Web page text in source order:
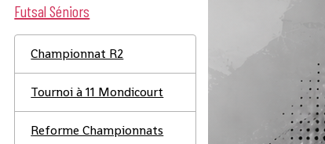
Futsal Séniors
Championnat R2
Tournoi à 11 Mondicourt
Reforme Championnats